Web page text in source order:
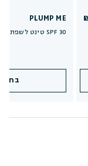
PLUMP ME
טינט לשפתיים בתוספת פפטידים SPF 30
בחרי